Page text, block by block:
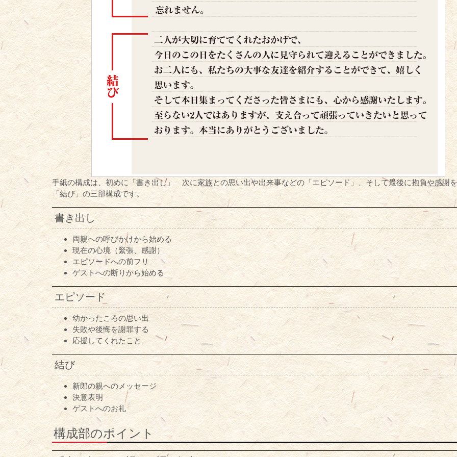
手紙の構成は、初めに「書き出し」 次に家族との思い出や出来事などの「エピソード」、そして最後に抱負や感謝
「結び」の三部構成です。
書き出し
両親への呼びかけから始める
現在の心境（緊張、感謝）
エピソードへの前フリ
ゲストへの断りから始める
エピソード
幼かったころの思い出
失敗や後悔を謝罪する
応援してくれたこと
結び
新郎の親へのメッセージ
決意表明
ゲストへのお礼
構成部のポイント